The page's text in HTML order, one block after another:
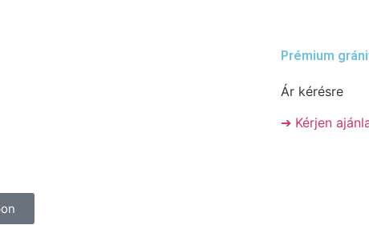
Prémium
Ár kérésre
➔ Kérjen